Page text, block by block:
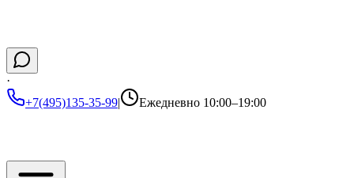
·
+7(495)135-35-99| Ежедневно 10:00–19:00